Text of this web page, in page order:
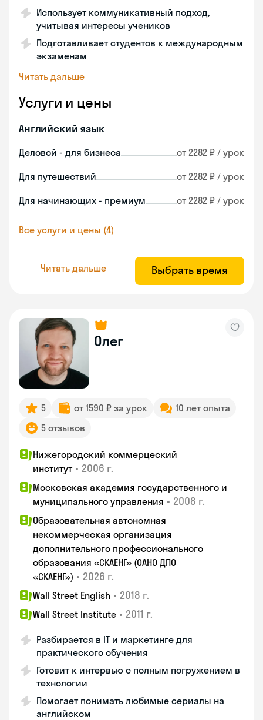
Использует коммуникативный подход,
учитывая интересы учеников
Подготавливает студентов к международным
экзаменам
Читать дальше
Услуги и цены
Английский язык
Деловой - для бизнеса от 2282 ₽ / урок
Для путешествий от 2282 ₽ / урок
Для начинающих - премиум от 2282 ₽ / урок
Все услуги и цены (4)
Читать дальше Выбрать время
Олег
5 от 1590 ₽ за урок
10 лет опыта
5 отзывов
Нижегородский коммерцеский
институт • 2006 г.
Московская академия государственного и
муниципального управления • 2008 г.
Образовательная автономная
некоммерческая организация
дополнительного профессионального
образования «СКАЕНГ» (ОАНО ДПО
«СКАЕНГ») • 2026 г.
Wall Street English • 2018 г.
Wall Street Institute • 2011 г.
Разбирается в IT и маркетинге для
практического обучения
Готовит к интервью с полным погружением в
технологии
Помогает понимать любимые сериалы на
английском